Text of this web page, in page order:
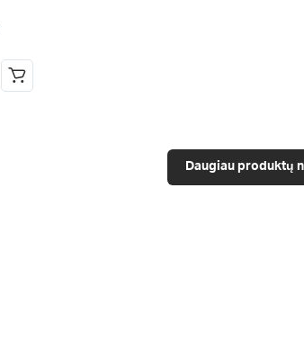
Daugiau produktų